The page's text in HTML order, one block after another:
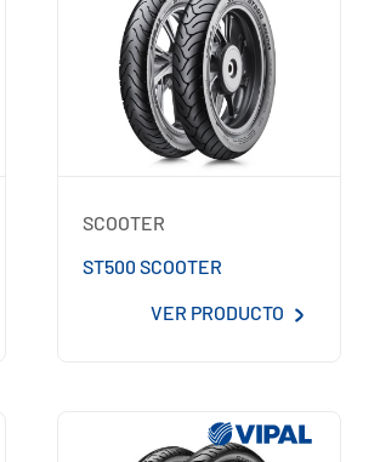
SCOOTER
ST500 SCOOTER
VER PRODUCTO